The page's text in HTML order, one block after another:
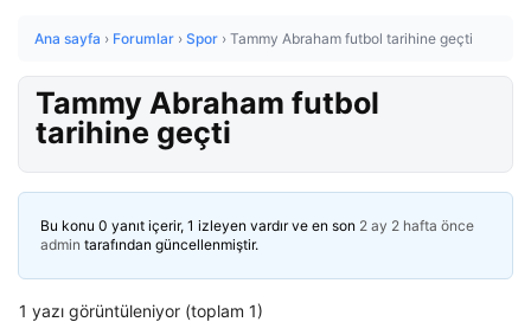
Ana sayfa › Forumlar › Spor › Tammy Abraham futbol tarihine geçti
Tammy Abraham futbol
tarihine geçti
Bu konu 0 yanıt içerir, 1 izleyen vardır ve en son 2 ay 2 hafta önce
admin tarafından güncellenmiştir.
1 yazı görüntüleniyor (toplam 1)